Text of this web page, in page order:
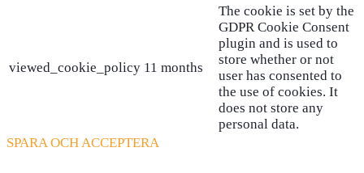
viewed_cookie_policy 11 months
The cookie is set by the
GDPR Cookie Consent
plugin and is used to
store whether or not
user has consented to
the use of cookies. It
does not store any
personal data.
SPARA OCH ACCEPTERA